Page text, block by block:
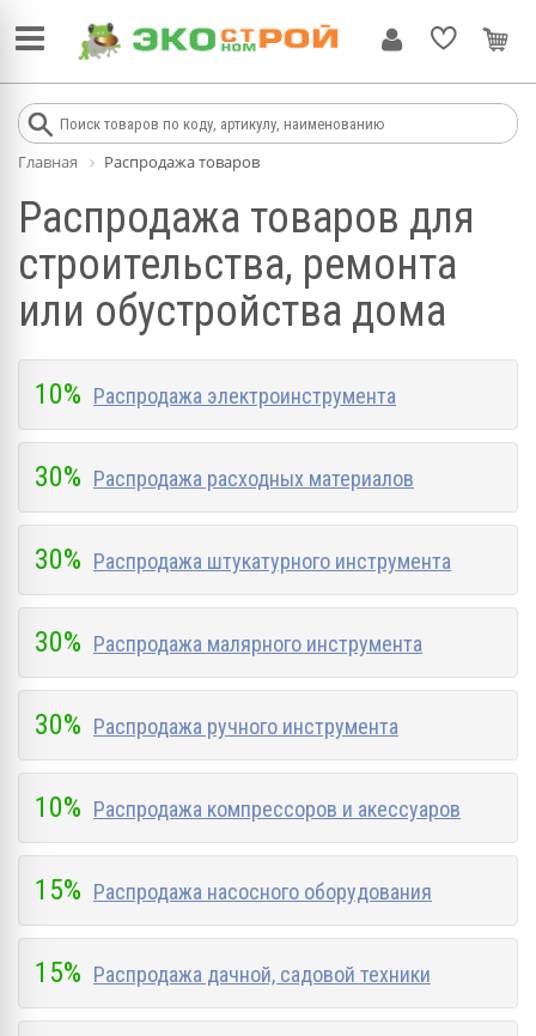
Главная Распродажа товаров
Распродажа товаров для
строительства, ремонта
или обустройства дома
10% Распродажа электроинструмента
30% Распродажа расходных материалов
30% Распродажа штукатурного инструмента
30% Распродажа малярного инструмента
30% Распродажа ручного инструмента
10% Распродажа компрессоров и акессуаров
15% Распродажа насосного оборудования
15% Распродажа дачной, садовой техники